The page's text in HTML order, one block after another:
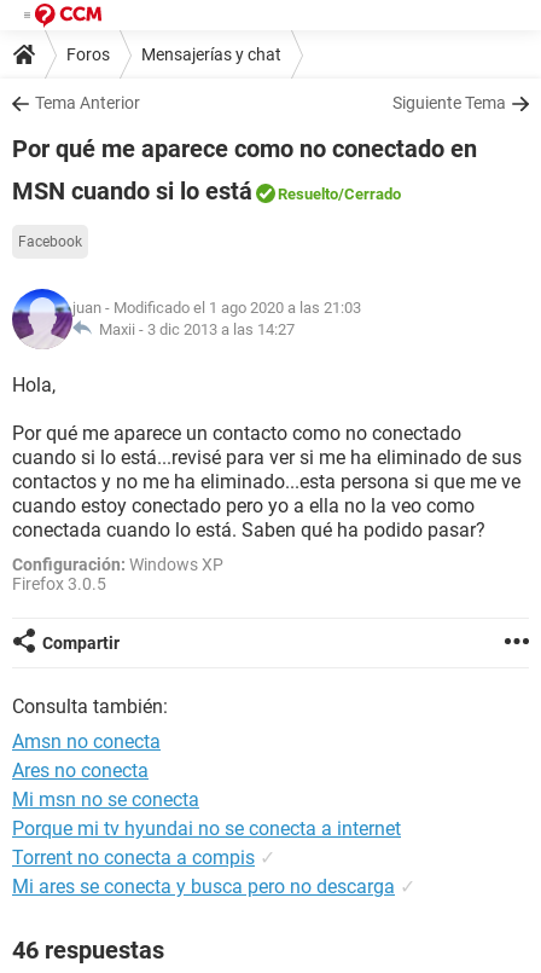
Foros Mensajerías y chat
Tema Anterior Siguiente Tema
Por qué me aparece como no conectado en
MSN cuando si lo está
Resuelto/Cerrado
Facebook
juan - Modificado el 1 ago 2020 a las 21:03
Maxii - 3 dic 2013 a las 14:27
Hola,
Por qué me aparece un contacto como no conectado
cuando si lo está...revisé para ver si me ha eliminado de sus
contactos y no me ha eliminado...esta persona si que me ve
cuando estoy conectado pero yo a ella no la veo como
conectada cuando lo está. Saben qué ha podido pasar?
Configuración: Windows XP
Firefox 3.0.5
Compartir
Consulta también:
Amsn no conecta
Ares no conecta
Mi msn no se conecta
Porque mi tv hyundai no se conecta a internet
Torrent no conecta a compis ✓
Mi ares se conecta y busca pero no descarga ✓
46 respuestas